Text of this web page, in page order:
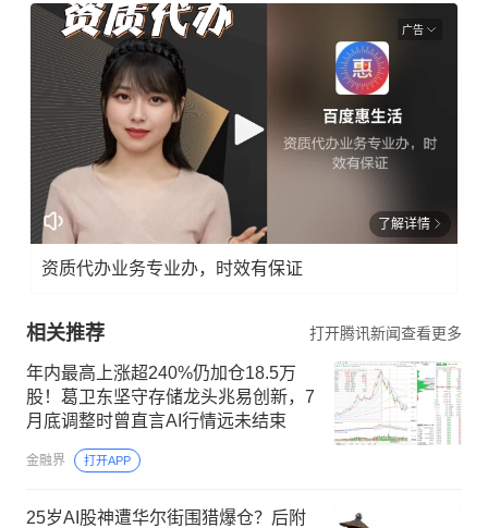
广告
了解详情
资质代办业务专业办，时效有保证
相关推荐 打开腾讯新闻查看更多
年内最高上涨超240%仍加仓18.5万
股！葛卫东坚守存储龙头兆易创新，7
月底调整时曾直言AI行情远未结束
金融界 打开APP
25岁AI股神遭华尔街围猎爆仓？后附